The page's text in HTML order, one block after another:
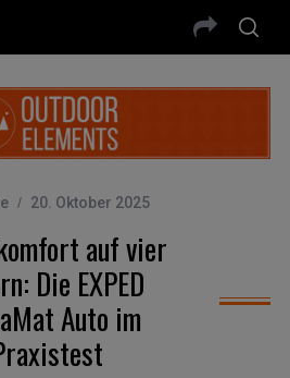
20. Oktober 2025
auf vier
Die EXPED
Auto im